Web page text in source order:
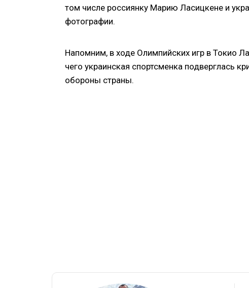
том числе россиянку Марию Ласицкене и
фотографии.
Напомним, в ходе Олимпийских игр в Токио
чего украинская спортсменка подверглась
обороны страны.